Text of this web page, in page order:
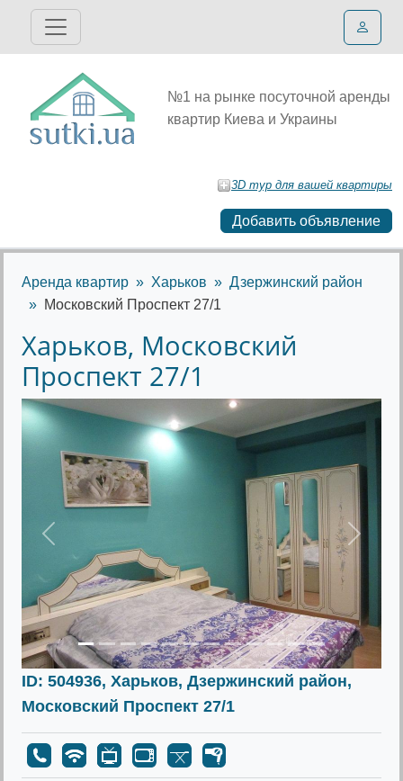
№1 на рынке посуточной аренды
квартир Киева и Украины
3D тур для вашей квартиры
Добавить объявление
Аренда квартир Харьков
Дзержинский район
Московский Проспект 27/1
Харьков, Московский
Проспект 27/1
Предыдущее
ID: 504936, Харьков, Дзержинский район,
Московский Проспект 27/1